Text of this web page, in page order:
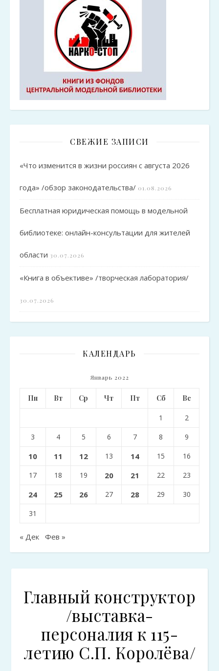
СВЕЖИЕ ЗАПИСИ
«Что изменится в жизни россиян с августа 2026
года» /обзор законодательства/ 01.08.2026
Бесплатная юридическая помощь в модельной
библиотеке: онлайн-консультации для жителей
области 30.07.2026
«Книга в объективе» /творческая лаборатория/
30.07.2026
КАЛЕНДАРЬ
Январь 2022
Пн Вт Ср Чт Пт Сб Вс
1 2
3 4 5 6 7 8 9
10 11 12 13 14 15 16
17 18 19 20 21 22 23
24 25 26 27 28 29 30
31
« Дек Фев »
Главный конструктор
/выставка-
персоналия к 115-
летию С.П. Королёва/